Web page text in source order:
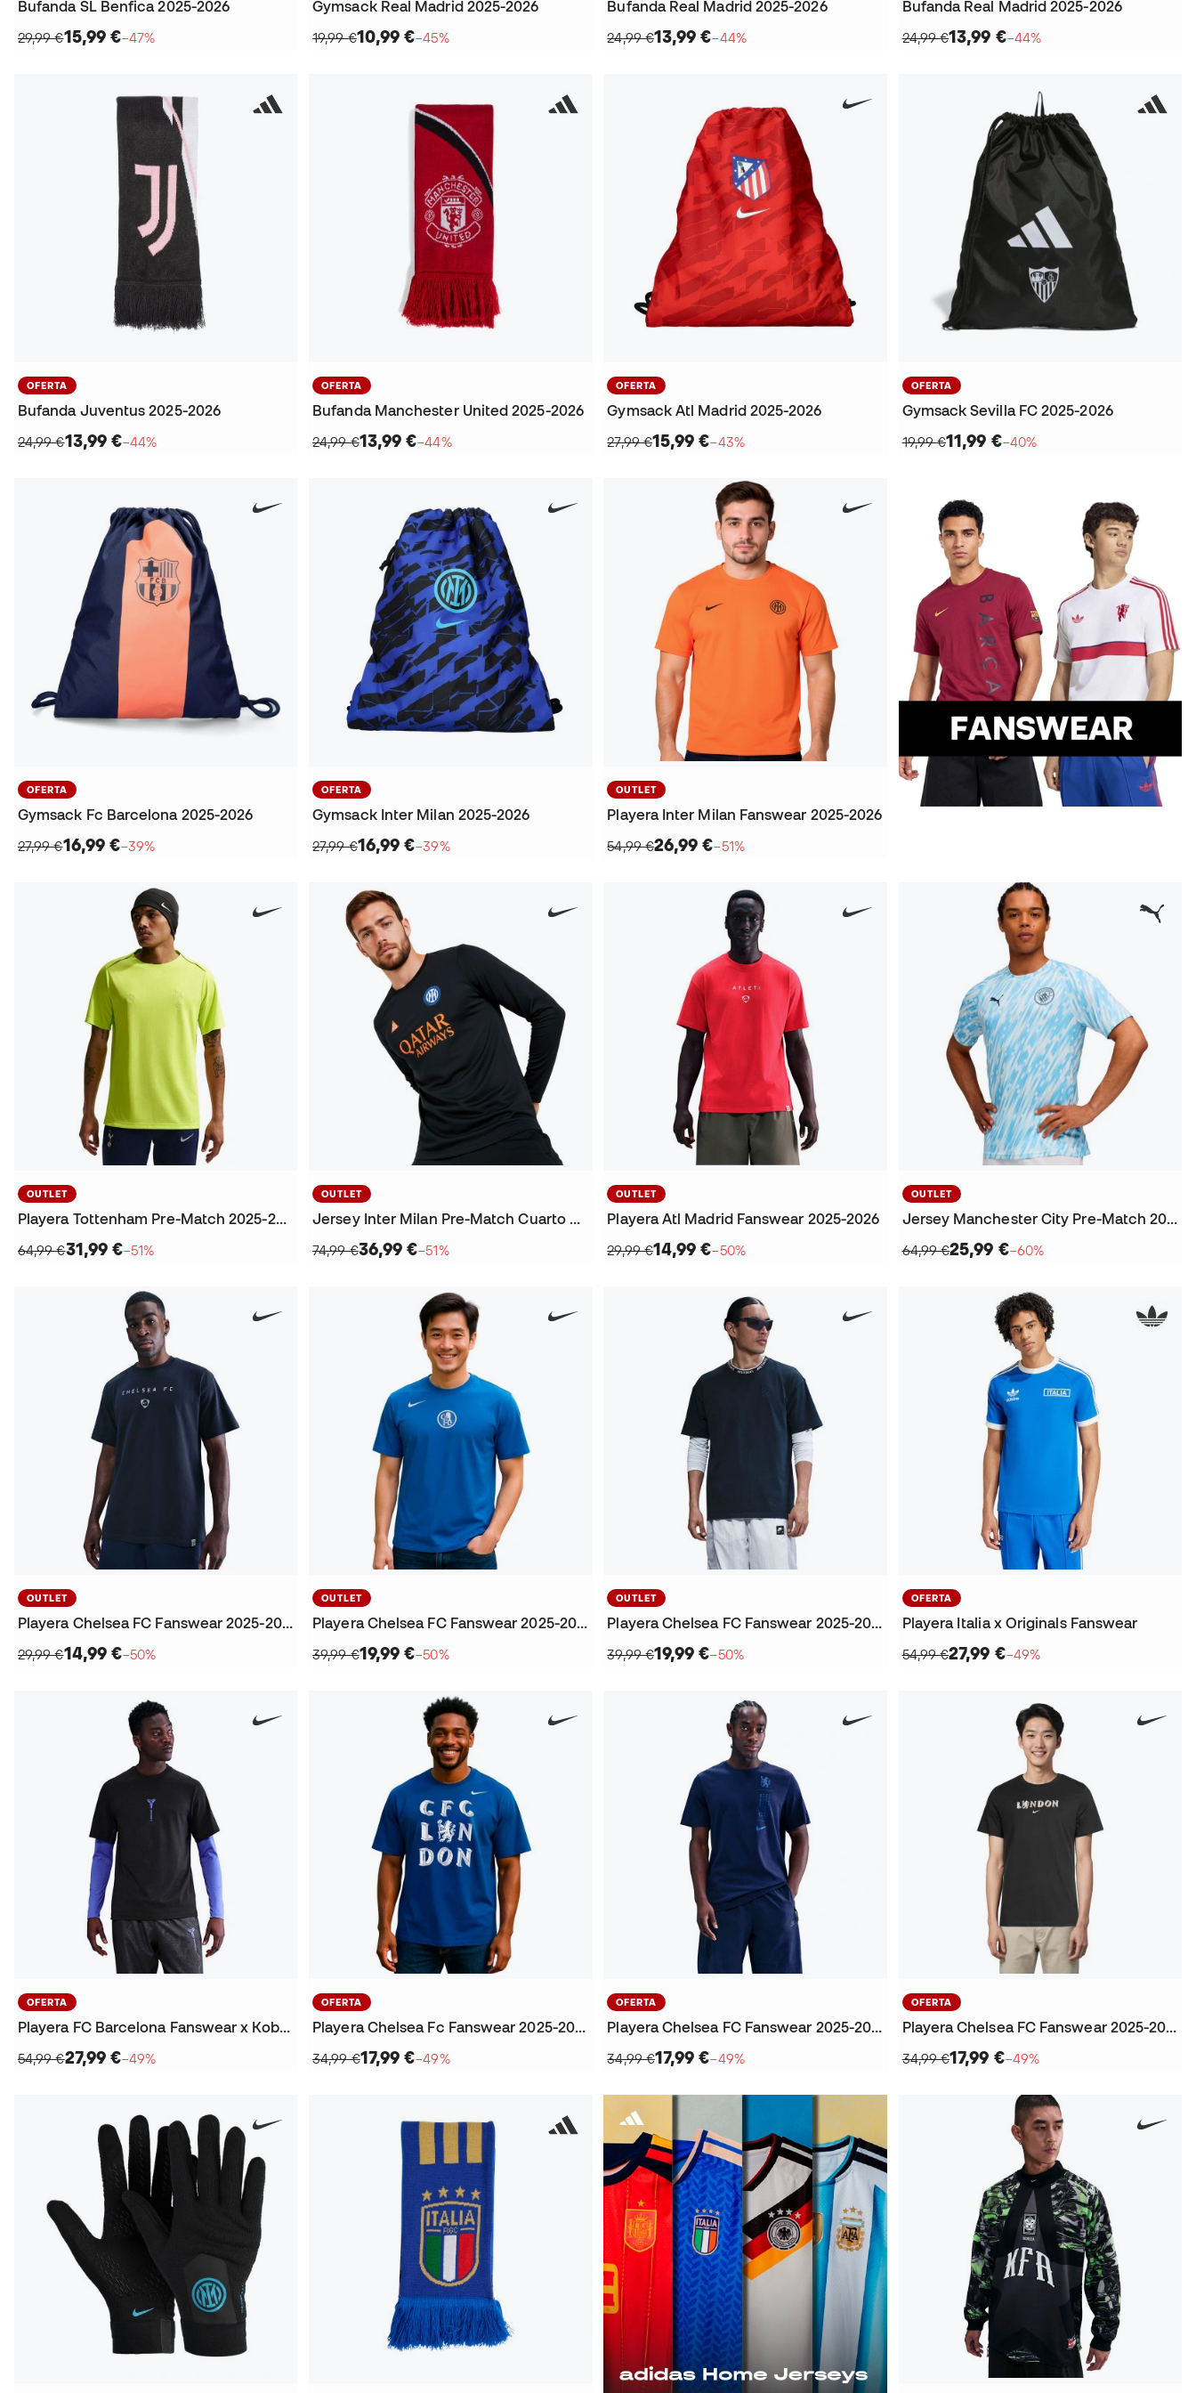
Bufanda SL Benfica 2025-2026
29,99 €15,99 €−47%
Gymsack Real Madrid 2025-2026
19,99 €10,99 €−45%
Bufanda Real Madrid 2025-2026
24,99 €13,99 €−44%
Bufanda Real Madrid 2025-2026
24,99 €13,99 €−44%
OFERTA
Bufanda Juventus 2025-2026
24,99 €13,99 €−44%
OFERTA
Bufanda Manchester United 2025-2026
24,99 €13,99 €−44%
OFERTA
Gymsack Atl Madrid 2025-2026
27,99 €15,99 €−43%
OFERTA
Gymsack Sevilla FC 2025-2026
19,99 €11,99 €−40%
OFERTA
Gymsack Fc Barcelona 2025-2026
27,99 €16,99 €−39%
OFERTA
Gymsack Inter Milan 2025-2026
27,99 €16,99 €−39%
OUTLET
Playera Inter Milan Fanswear 2025-2026
54,99 €26,99 €−51%
OUTLET
Playera Tottenham Pre-Match 2025-2026
64,99 €31,99 €−51%
OUTLET
Jersey Inter Milan Pre-Match Cuarto Uniforme 2025-2026
74,99 €36,99 €−51%
OUTLET
Playera Atl Madrid Fanswear 2025-2026
29,99 €14,99 €−50%
OUTLET
Jersey Manchester City Pre-Match 2025-2026
64,99 €25,99 €−60%
OUTLET
Playera Chelsea FC Fanswear 2025-2026
29,99 €14,99 €−50%
OUTLET
Playera Chelsea FC Fanswear 2025-2026
39,99 €19,99 €−50%
OUTLET
Playera Chelsea FC Fanswear 2025-2026
39,99 €19,99 €−50%
OFERTA
Playera Italia x Originals Fanswear
54,99 €27,99 €−49%
OFERTA
Playera FC Barcelona Fanswear x Kobe 2025-2026
54,99 €27,99 €−49%
OFERTA
Playera Chelsea Fc Fanswear 2025-2026
34,99 €17,99 €−49%
OFERTA
Playera Chelsea FC Fanswear 2025-2026
34,99 €17,99 €−49%
OFERTA
Playera Chelsea FC Fanswear 2025-2026
34,99 €17,99 €−49%